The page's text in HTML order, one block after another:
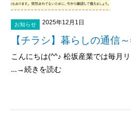
お知らせ 2025年12月1日
【チラシ】暮らしの通信
こんにちは(^^♪ 松坂産業では毎月
...→続きを読む